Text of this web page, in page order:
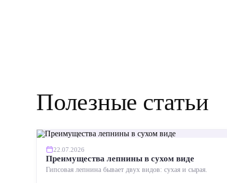
Полезные статьи
22.07.2026
Преимущества лепнины в сухом виде
Гипсовая лепнина бывает двух видов: сухая и сырая.